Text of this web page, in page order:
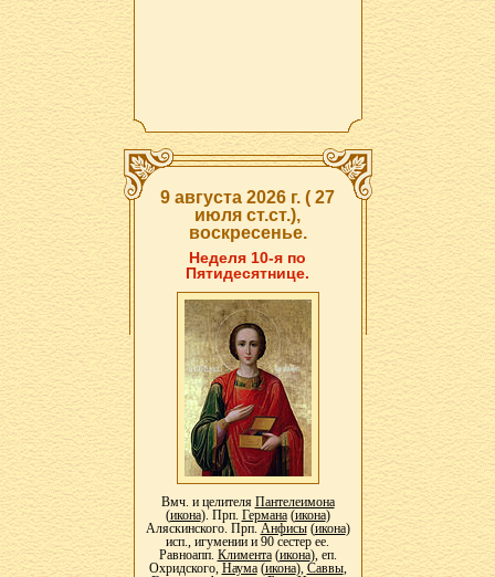
9 августа 2026 г. ( 27
июля ст.ст.),
воскресенье.
Неделя 10-я по
Пятидесятнице.
Вмч. и целителя Пантелеимона
(икона). Прп. Германа(икона)
Аляскинского. Прп. Анфисы(икона)
исп., игумении и 90 сестер ее.
Равноапп. Климента(икона), еп.
Охридского, Наума(икона), Саввы,